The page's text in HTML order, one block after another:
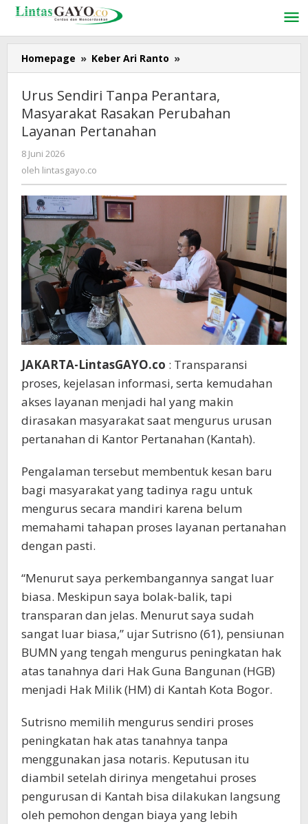
Lewati
konten
Homepage » Keber Ari Ranto »
Sendiri
Perantara,
Masyarakat
Urus Sendiri Tanpa Perantara,
Masyarakat Rasakan Perubahan
Layanan Pertanahan
8 Juni 2026
lintasgayo.co
oleh lintasgayo.co
JAKARTA-LintasGAYO.co : Transparansi
proses, kejelasan informasi, serta kemudahan
akses layanan menjadi hal yang makin
dirasakan masyarakat saat mengurus urusan
pertanahan di Kantor Pertanahan (Kantah).
Pengalaman tersebut membentuk kesan baru
bagi masyarakat yang tadinya ragu untuk
mengurus secara mandiri karena belum
memahami tahapan proses layanan pertanahan
dengan pasti.
“Menurut saya perkembangannya sangat luar
biasa. Meskipun saya bolak-balik, tapi
transparan dan jelas. Menurut saya sudah
sangat luar biasa,” ujar Sutrisno (61), pensiunan
BUMN yang tengah mengurus peningkatan hak
atas tanahnya dari Hak Guna Bangunan (HGB)
menjadi Hak Milik (HM) di Kantah Kota Bogor.
Sutrisno memilih mengurus sendiri proses
peningkatan hak atas tanahnya tanpa
menggunakan jasa notaris. Keputusan itu
diambil setelah dirinya mengetahui proses
pengurusan di Kantah bisa dilakukan langsung
oleh pemohon dengan biaya yang lebih